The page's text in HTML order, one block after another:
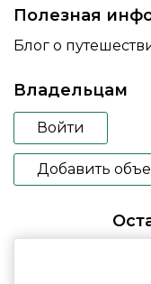
Полезная
Блог о
Владельцам
Войти
Добавить